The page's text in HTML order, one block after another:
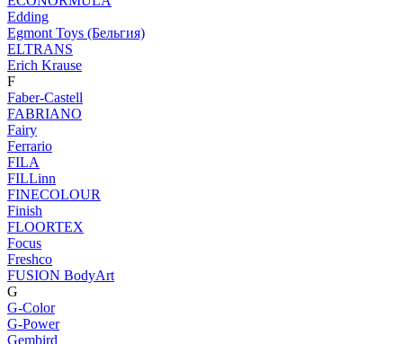
Edding
Egmont Toys (Бельгия)
ELTRANS
Erich Krause
F
Faber-Castell
FABRIANO
Fairy
Ferrario
FILA
FILLinn
FINECOLOUR
Finish
FLOORTEX
Focus
Freshco
FUSION BodyArt
G
G-Color
G-Power
Gembird